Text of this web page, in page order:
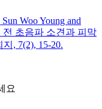
Woo Young and
전 초음파 소견과 피막
, 7(2), 15-20.
요